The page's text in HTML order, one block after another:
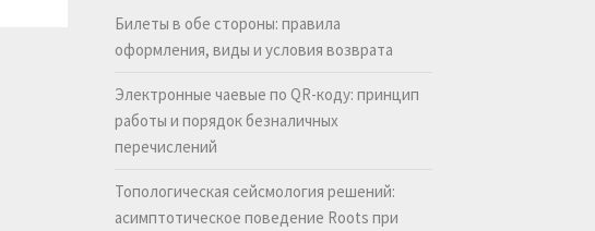
Билеты в обе стороны: правила
оформления, виды и условия возврата
Электронные чаевые по QR-коду: принцип
работы и порядок безналичных
перечислений
Топологическая сейсмология решений:
асимптотическое поведение Roots при